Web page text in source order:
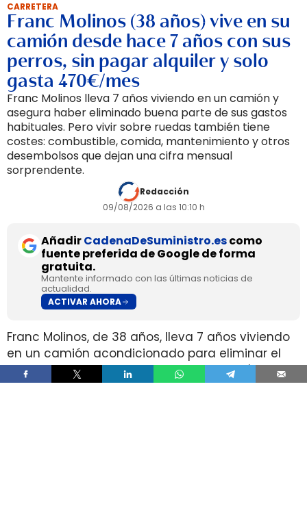
CARRETERA
Franc Molinos (38 años) vive en su
camión desde hace 7 años con sus
perros, sin pagar alquiler y solo
gasta 470€/mes
Franc Molinos lleva 7 años viviendo en un camión y
asegura haber eliminado buena parte de sus gastos
habituales. Pero vivir sobre ruedas también tiene
costes: combustible, comida, mantenimiento y otros
desembolsos que dejan una cifra mensual
sorprendente.
Redacción
09/08/2026 a las 10:10 h
AñadirCadenaDeSuministro.escomo
fuente preferida de Google de forma
gratuita.
Mantente informado con las últimas noticias de
actualidad.
ACTIVAR AHORA
Franc Molinos, de 38 años, lleva 7 años viviendo
en un camión acondicionado para eliminar el
alquiler y recortar sus gastos fijos. El vehículo
incorpora cocina, dormitorio, espacio de